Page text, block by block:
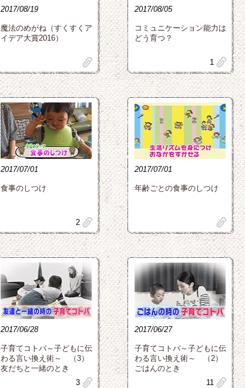
2017/08/19
魔法のめがね（すくすくア
イデア大賞2016）
clip
2017/08/05
コミュニケーション能力は
どう育つ？
clip
1
2017/07/01
食事のしつけ
clip
2
2017/07/01
年齢ごとの食事のしつけ
clip
2017/06/28
子育てコトバ～子どもに伝
わる言い換え術～ （3）
友だちと一緒のとき
clip
3
2017/06/27
子育てコトバ～子どもに伝
わる言い換え術～ （2）
ごはんのとき
clip
11